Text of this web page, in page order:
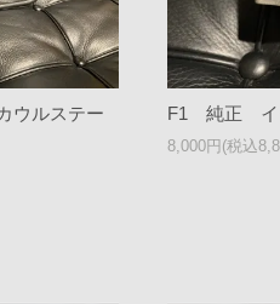
ルステー
F1 純正 イ
8,000円(税込